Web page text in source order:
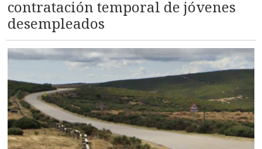
contratación temporal de jóvenes
desempleados